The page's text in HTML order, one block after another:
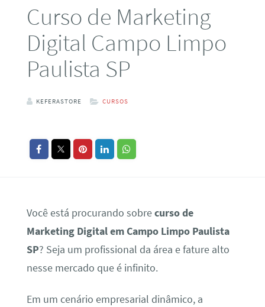
Curso de Marketing
Digital Campo Limpo
Paulista SP
KEFERASTORE CURSOS
Você está procurando sobrecurso de
Marketing Digital em Campo Limpo Paulista
SP? Seja um profissional da área e fature alto
nesse mercado que é infinito.
Em um cenário empresarial dinâmico, a